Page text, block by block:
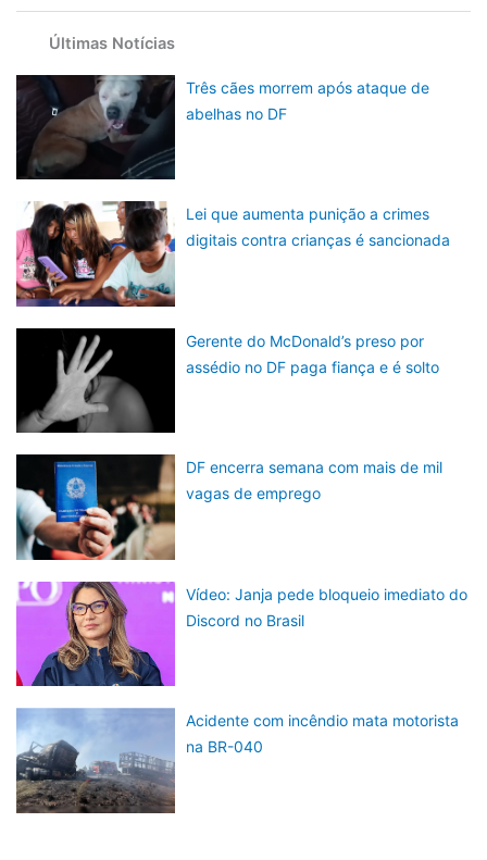
Últimas Notícias
Três cães morrem após ataque de
abelhas no DF
Lei que aumenta punição a crimes
digitais contra crianças é sancionada
Gerente do McDonald’s preso por
assédio no DF paga fiança e é solto
DF encerra semana com mais de mil
vagas de emprego
Vídeo: Janja pede bloqueio imediato do
Discord no Brasil
Acidente com incêndio mata motorista
na BR-040